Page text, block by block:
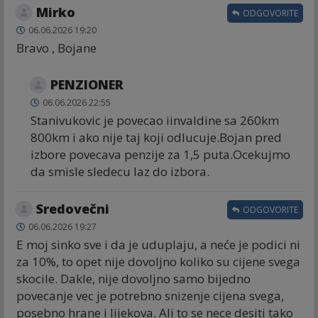
Mirko
06.06.2026 19:20
Bravo , Bojane
ODGOVORITE
PENZIONER
06.06.2026 22:55
Stanivukovic je povecao iinvaldine sa 260km
800km i ako nije taj koji odlucuje.Bojan pred
izbore povecava penzije za 1,5 puta.Ocekujmo
da smisle sledecu laz do izbora.
Sredovečni
06.06.2026 19:27
E moj sinko sve i da je uduplaju, a neće je podici ni
za 10%, to opet nije dovoljno koliko su cijene svega
skocile. Dakle, nije dovoljno samo bijedno
povecanje vec je potrebno snizenje cijena svega,
posebno hrane i lijekova. Ali to se nece desiti tako
ODGOVORITE